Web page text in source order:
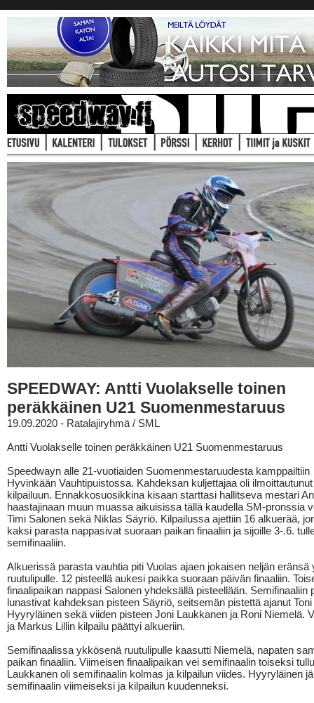
SPEEDWAY: Antti Vuolakselle toinen
peräkkäinen U21 Suomenmestaruus
19.09.2020 - Ratalajiryhmä / SML
Antti Vuolakselle toinen peräkkäinen U21 Suomenmestaruus
Speedwayn alle 21-vuotiaiden Suomenmestaruudesta
Hyvinkään Vauhtipuistossa. Kahdeksan kuljettajaa oli
kilpailuun. Ennakkosuosikkina kisaan starttasi hallitseva mestari
haastajinaan muun muassa aikuisissa tällä kaudella SM-pronssia
Timi Salonen sekä Niklas Säyriö. Kilpailussa ajettiin 16 alkuerää,
kaksi parasta nappasivat suoraan paikan finaaliin ja sijoille 3-.6.
semifinaaliin.
Alkuerissä parasta vauhtia piti Vuolas ajaen jokaisen neljän eränsä
ruutulipulle. 12 pisteellä aukesi paikka suoraan päivän finaaliin.
finaalipaikan nappasi Salonen yhdeksällä pisteellään. Semifinaaliin
lunastivat kahdeksan pisteen Säyriö, seitsemän pistettä ajanut Toni
Hyyryläinen sekä viiden pisteen Joni Laukkanen ja Roni Niemelä.
ja Markus Lillin kilpailu päättyi alkueriin.
Semifinaalissa ykkösenä ruutulipulle kaasutti Niemelä, napaten
paikan finaaliin. Viimeisen finaalipaikan vei semifinaalin toiseksi
Laukkanen oli semifinaalin kolmas ja kilpailun viides. Hyyryläinen
semifinaalin viimeiseksi ja kilpailun kuudenneksi.